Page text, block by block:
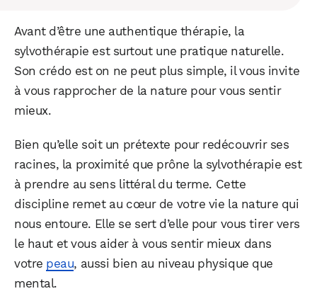
Avant d’être une authentique thérapie, la
sylvothérapie est surtout une pratique naturelle.
Son crédo est on ne peut plus simple, il vous invite
à vous rapprocher de la nature pour vous sentir
mieux.
Bien qu’elle soit un prétexte pour redécouvrir ses
racines, la proximité que prône la sylvothérapie est
à prendre au sens littéral du terme. Cette
discipline remet au cœur de votre vie la nature qui
nous entoure. Elle se sert d’elle pour vous tirer vers
le haut et vous aider à vous sentir mieux dans
votre peau, aussi bien au niveau physique que
mental.